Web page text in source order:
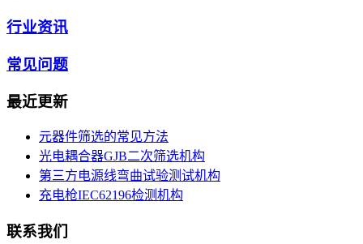
行业资讯
常见问题
最近更新
元器件筛选的常见方法
光电耦合器GJB二次筛选机构
第三方电源线弯曲试验测试机构
充电枪IEC62196检测机构
联系我们